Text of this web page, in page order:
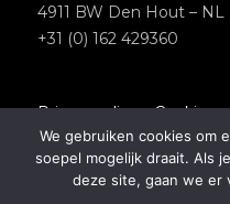
4911 BW Den Hout – NL
+31 (0) 162 429360
Privacypolicy–Cookies
Copyright 2018 – Van
Website byNewmore
We gebruiken cookies om
soepel mogelijk draait. Als
deze site, gaan we er